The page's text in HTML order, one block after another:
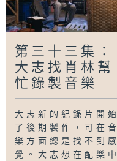
第三十三集：
大志找肖林幫
忙錄製音樂
大志新的紀錄片開始
了後期製作，可在音
樂方面總是找不到感
覺。大志想在配樂中